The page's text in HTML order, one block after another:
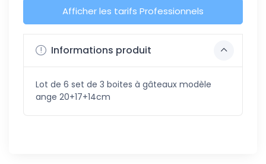
Afficher les tarifs Professionnels
Informations produit
Lot de 6 set de 3 boites à gâteaux modèle
ange 20+17+14cm